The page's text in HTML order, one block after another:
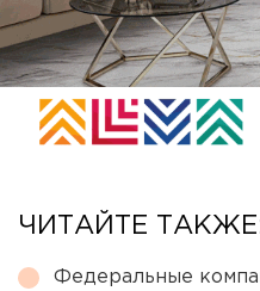
ЧИТАЙТЕ
Федеральные